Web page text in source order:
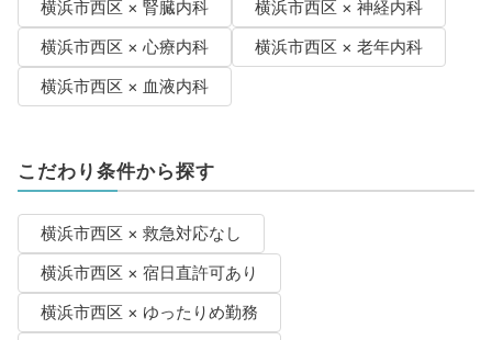
横浜市西区 × 腎臓内科
横浜市西区 × 神経内科
横浜市西区 × 心療内科
横浜市西区 × 老年内科
横浜市西区 × 血液内科
こだわり条件から探す
横浜市西区 × 救急対応なし
横浜市西区 × 宿日直許可あり
横浜市西区 × ゆったりめ勤務